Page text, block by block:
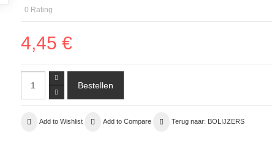
0 Rating
4,45 €
Add to Wishlist Add to Compare Terug naar: BOLIJZERS